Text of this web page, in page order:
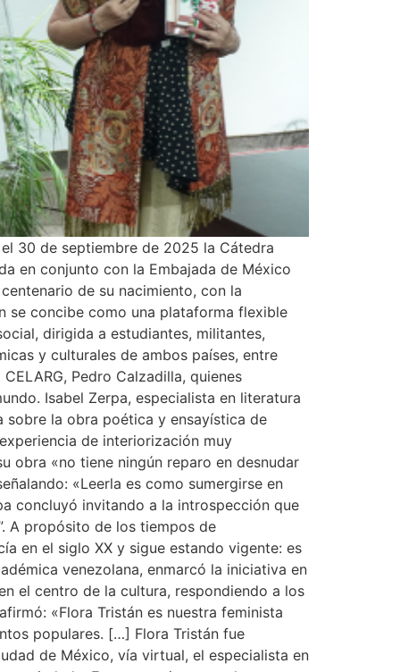
30 de septiembre de 2025 la Cátedra
en conjunto con la Embajada de México
de su nacimiento, con la
se concibe como una plataforma flexible
dirigida a estudiantes, militantes,
y culturales de ambos países, entre
Pedro Calzadilla, quienes
Isabel Zerpa, especialista en literatura
sobre la obra poética y ensayística de
de interiorización muy
obra «no tiene ningún reparo en desnudar
«Leerla es como sumergirse en
concluyó invitando a la introspección que
A propósito de los tiempos de
en el siglo XX y sigue estando vigente: es
venezolana, enmarcó la iniciativa en
el centro de la cultura, respondiendo a los
«Flora Tristán es nuestra feminista
populares. […] Flora Tristán fue
de México, vía virtual, el especialista en